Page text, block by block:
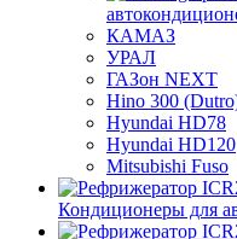
КАМАЗ
УРАЛ
ГАЗон NEXT
Hino 300
Hyundai HD78
Hyundai HD120
Mitsubishi Fuso
Кондиционеры для